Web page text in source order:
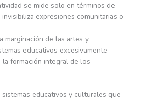
se mide solo en términos de
expresiones comunitarias o
marginación de las artes y
educativos excesivamente
formación integral de los
educativos y culturales que